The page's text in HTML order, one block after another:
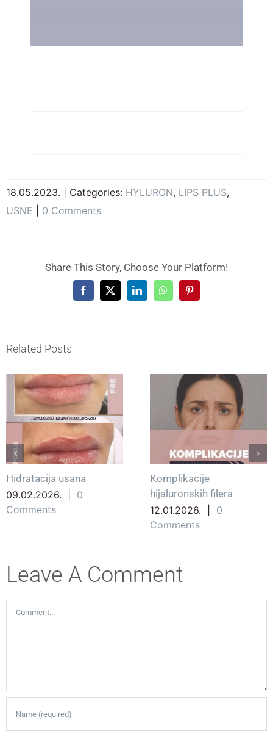
18.05.2023. Categories: HYLURON, LIPS PLUS,
USNE
0 Comments
Share This Story, Choose Your Platform!
Facebook
X LinkedInWhatsAppPinterest
Related Posts
Hidratacija usana
09.02.2026.
0
Comments
Komplikacije
hijaluronskih filera
12.01.2026.
0
Comments
Leave A Comment
Comment